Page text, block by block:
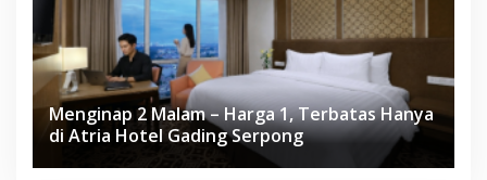
Menginap 2 Malam – Harga 1, Terbatas Hanya
di Atria Hotel Gading Serpong